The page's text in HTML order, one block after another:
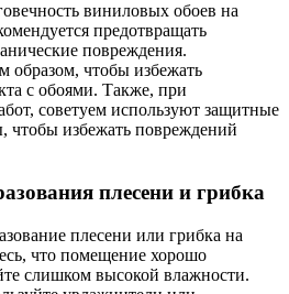
виниловых обоев на
предотвращать
повреждения.
образом, чтобы избежать
с обоями. Также, при
советуем используют защитные
чтобы избежать повреждений
плесени и грибка
плесени или грибка на
что помещение хорошо
слишком высокой влажности.